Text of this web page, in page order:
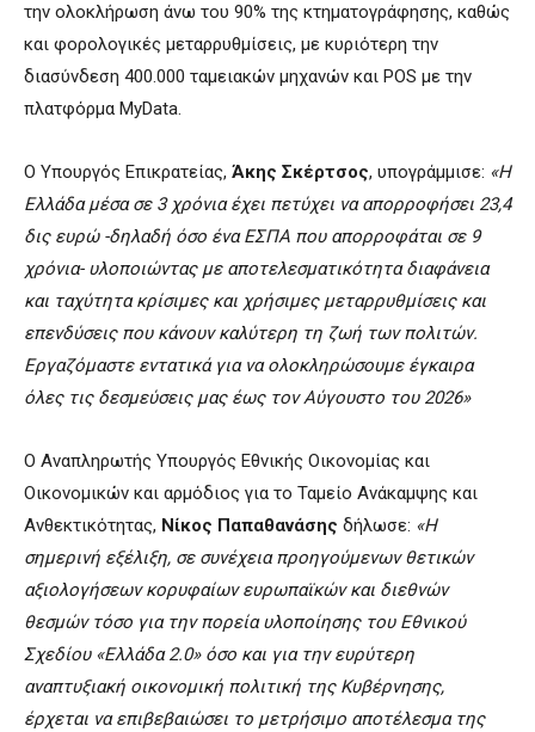
την ολοκλήρωση άνω του 90% της κτηματογράφησης, καθώς
και φορολογικές μεταρρυθμίσεις, με κυριότερη την
διασύνδεση 400.000 ταμειακών μηχανών και POS με την
πλατφόρμα MyData.
Ο Υπουργός Επικρατείας, Άκης Σκέρτσος, υπογράμμισε: «Η
Ελλάδα μέσα σε 3 χρόνια έχει πετύχει να απορροφήσει 23,4
δις ευρώ -δηλαδή όσο ένα ΕΣΠΑ που απορροφάται σε 9
χρόνια- υλοποιώντας με αποτελεσματικότητα διαφάνεια
και ταχύτητα κρίσιμες και χρήσιμες μεταρρυθμίσεις και
επενδύσεις που κάνουν καλύτερη τη ζωή των πολιτών.
Εργαζόμαστε εντατικά για να ολοκληρώσουμε έγκαιρα
όλες τις δεσμεύσεις μας έως τον Αύγουστο του 2026»
Ο Αναπληρωτής Υπουργός Εθνικής Οικονομίας και
Οικονομικών και αρμόδιος για το Ταμείο Ανάκαμψης και
Ανθεκτικότητας, Νίκος Παπαθανάσης δήλωσε: «Η
σημερινή εξέλιξη, σε συνέχεια προηγούμενων θετικών
αξιολογήσεων κορυφαίων ευρωπαϊκών και διεθνών
θεσμών τόσο για την πορεία υλοποίησης του Εθνικού
Σχεδίου «Ελλάδα 2.0» όσο και για την ευρύτερη
αναπτυξιακή οικονομική πολιτική της Κυβέρνησης,
έρχεται να επιβεβαιώσει το μετρήσιμο αποτέλεσμα της